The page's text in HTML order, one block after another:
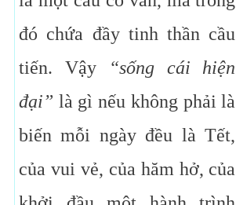
đó chứa đầy tinh thần cầu
tiến. Vậy
“sống cái hiện
đại” là gì nếu không phải là
biến mỗi ngày đều là Tết,
của vui vẻ, của hăm hở, của